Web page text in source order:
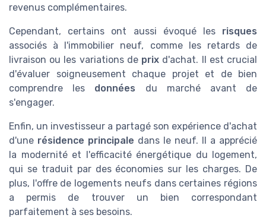
revenus complémentaires.
Cependant, certains ont aussi évoqué les risques
associés à l'immobilier neuf, comme les retards de
livraison ou les variations de prix d'achat. Il est crucial
d'évaluer soigneusement chaque projet et de bien
comprendre les données du marché avant de
s'engager.
Enfin, un investisseur a partagé son expérience d'achat
d'une résidence principale dans le neuf. Il a apprécié
la modernité et l'efficacité énergétique du logement,
qui se traduit par des économies sur les charges. De
plus, l'offre de logements neufs dans certaines régions
a permis de trouver un bien correspondant
parfaitement à ses besoins.